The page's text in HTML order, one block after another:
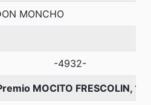
MONCHO
-4932-
MOCITO FRESCOLIN,